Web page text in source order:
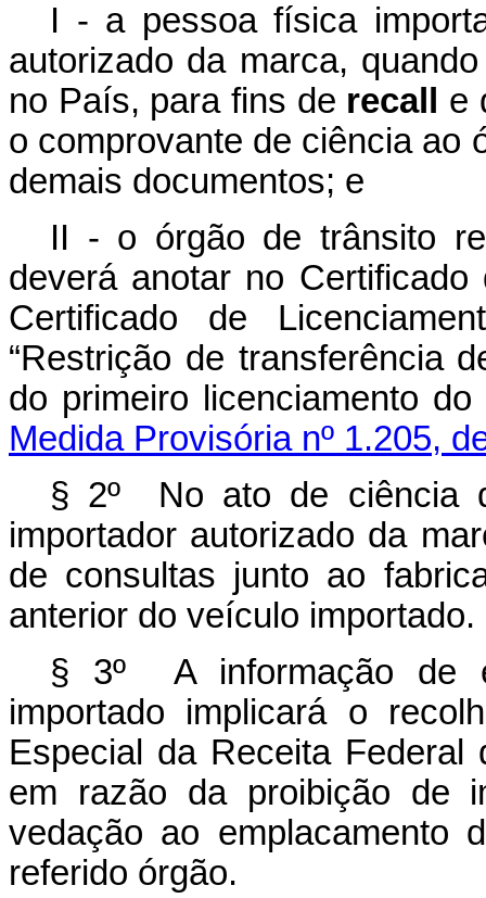
I - a pessoa física
autorizado da marca,
no País, para fins de recall
e
o comprovante de ciência ao
demais documentos; e
II - o órgão de trânsito
deverá anotar no
Certificado de
“Restrição de transferência
do primeiro licenciamento
Medida Provisória nº 1.205,
§ 2º No ato de ciência
importador autorizado da
de consultas junto ao
anterior do veículo importado.
§ 3º A informação de
importado implicará o
Especial da Receita
em razão da proibição de
vedação ao emplacamento
referido órgão.